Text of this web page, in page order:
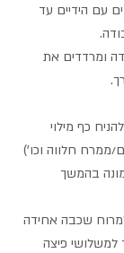
עם הידיים עד
ומרדדים את
כף מילוי
ממרח חלווה וכו')
בהמשך
שכבה אחידה
פיצה